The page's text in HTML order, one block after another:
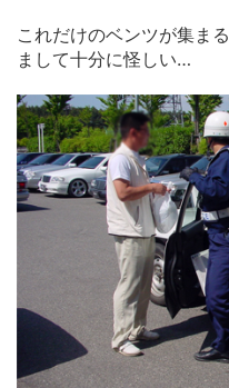
これだけのベンツが集ま
まして十分に怪しい…